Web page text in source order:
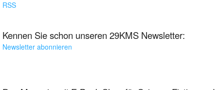
RSS
Kennen Sie schon unseren 29KMS Newsletter:
Newsletter abonnieren